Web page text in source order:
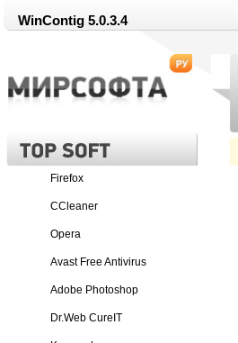
WinContig 5.0.3.4
Firefox
CCleaner
Opera
Avast Free Antivirus
Adobe Photoshop
Dr.Web CureIT